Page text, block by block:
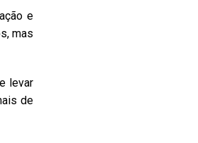
e
mas
levar
de